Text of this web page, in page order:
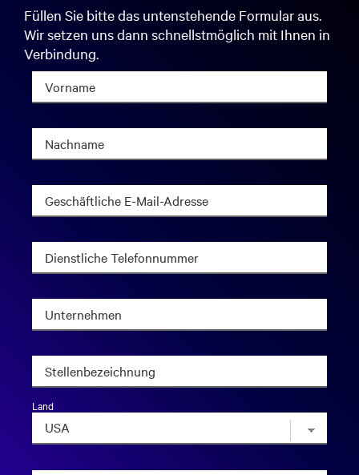
Füllen Sie bitte das untenstehende Formular aus.
Wir setzen uns dann schnellstmöglich mit Ihnen in
Verbindung.
Vorname
Nachname
Geschäftliche E-Mail-Adresse
Dienstliche Telefonnummer
Unternehmen
Stellenbezeichnung
Land